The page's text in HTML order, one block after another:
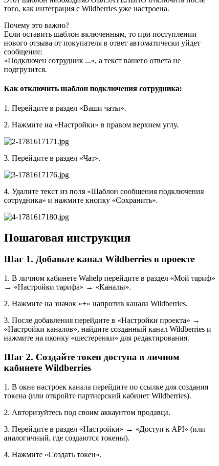
того, как интеграция с Wildberries уже настроена.
Почему это важно?
Если оставить шаблон включенным, то при поступлении
нового отзыва от покупателя в ответ автоматически уйдет
сообщение:
«Подключен сотрудник ...», а текст вашего ответа не
подгрузится.
Как отключить шаблон подключения сотрудника:
1. Перейдите в раздел «Ваши чаты».
2. Нажмите на «Настройки» в правом верхнем углу.
3. Перейдите в раздел «Чат».
4. Удалите текст из поля «Шаблон сообщения подключения
сотрудника» и нажмите кнопку «Сохранить».
Пошаговая инструкция
Шаг 1. Добавьте канал Wildberries в проекте
1. В личном кабинете Wahelp перейдите в раздел «Мой тариф»
→ «Настройки тарифа» → «Каналы».
2. Нажмите на значок «+» напротив канала Wildberries.
3. После добавления перейдите в «Настройки проекта» →
«Настройки каналов», найдите созданный канал Wildberries и
нажмите на иконку «шестеренки» для редактирования.
Шаг 2. Создайте токен доступа в личном
кабинете Wildberries
1. В окне настроек канала перейдите по ссылке для создания
токена (или откройте партнерский кабинет Wildberries).
2. Авторизуйтесь под своим аккаунтом продавца.
3. Перейдите в раздел «Настройки» → «Доступ к API» (или
аналогичный, где создаются токены).
4. Нажмите «Создать токен».